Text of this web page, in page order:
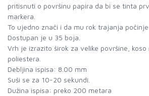
pritisnuti o površinu papira da bi se tinta
markera.
To ujedno znači i da mu rok trajanja
Dostupan je u 35 boja.
Vrh je izrazito širok za velike površine,
poliestera.
Debljina ispisa: 8.00 mm
Suši se za 10-20 sekundi.
Dužina ispisa: preko 200 metara